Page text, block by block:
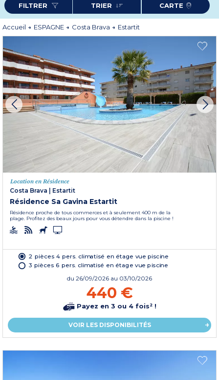
Avec son climat doux, Estartit séduit par son temps chaud et sec et des
températures estivales en moyenne à 28°C. Pour profiter de cette
destination ensoleillée, Odalys Vacances vous propose divers types
d'hébergements en Résidence (Castell Montgri,Sa Gavina Estartit
FILTRER TRIER CARTE
Accueil ESPAGNE Costa Brava Estartit
Location en Résidence
Costa Brava
Estartit
Résidence Sa Gavina Estartit
Résidence proche de tous commerces et à seulement 400 m de la
plage. Profitez des beaux jours pour vous détendre dans la piscine !
2 pièces 4 pers. climatisé en étage vue piscine
3 pièces 6 pers. climatisé en étage vue piscine
du 26/09/2026 au 03/10/2026
440 €
Payez en 3 ou 4 fois² !
VOIR LES DISPONIBILITÉS